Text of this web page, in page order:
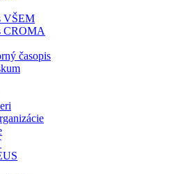
VŠEM
CROMA
časopis